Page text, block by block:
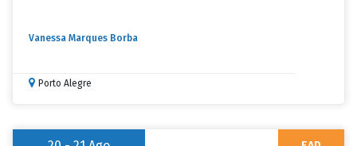
Vanessa Marques Borba
Porto Alegre